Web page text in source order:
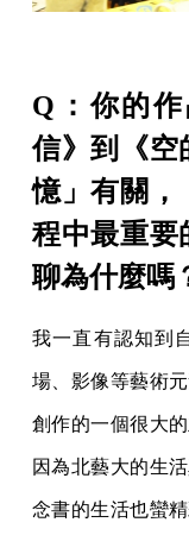
Q：你的
信》到《空
憶」有關，
程中最重要
聊為什麼嗎
我一直有認知到
場、影像等藝術
創作的一個很大
因為北藝大的生
念書的生活也蠻